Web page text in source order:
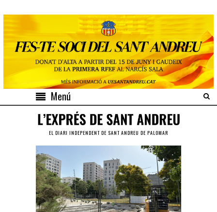
Menú
EL DIARI INDEPENDENT DE SANT ANDREU DE PALOMAR